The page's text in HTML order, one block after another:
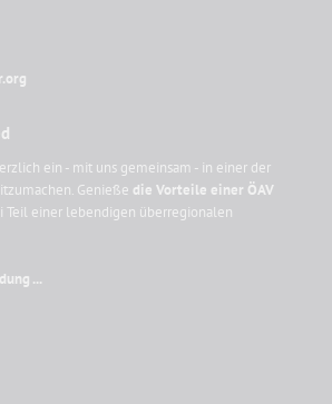
ein - mit uns gemeinsam - in einer der
Genieße die Vorteile einer ÖAV
Teil einer lebendigen überregionalen
...